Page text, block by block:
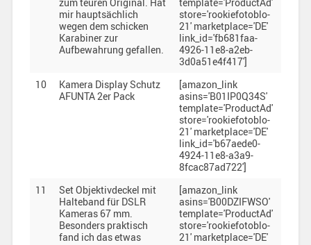
zum teuren Original. Hat
mir hauptsächlich
wegen dem schicken
Karabiner zur
Aufbewahrung gefallen.
template='ProductAd'
store='rookiefotoblo-
21' marketplace='DE'
link_id='fb681faa-
4926-11e8-a2eb-
3d0a51e4f417']
10
Kamera Display Schutz
AFUNTA 2er Pack
[amazon_link
asins='B01IP0Q34S'
template='ProductAd'
store='rookiefotoblo-
21' marketplace='DE'
link_id='b67aede0-
4924-11e8-a3a9-
8fcac87ad722']
11
Set Objektivdeckel mit
Halteband für DSLR
Kameras 67 mm.
Besonders praktisch
fand ich das etwas
[amazon_link
asins='B00DZIFWSO'
template='ProductAd'
store='rookiefotoblo-
21' marketplace='DE'